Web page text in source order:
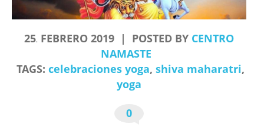
25. FEBRERO 2019 POSTED BY CENTRO
NAMASTE
TAGS: celebraciones yoga, shiva maharatri,
yoga
0